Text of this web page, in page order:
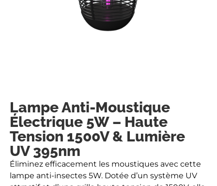
Lampe Anti-Moustique
Électrique 5W – Haute
Tension 1500V & Lumière
UV 395nm
Éliminez efficacement les moustiques avec cette
lampe anti-insectes 5W. Dotée d’un système UV